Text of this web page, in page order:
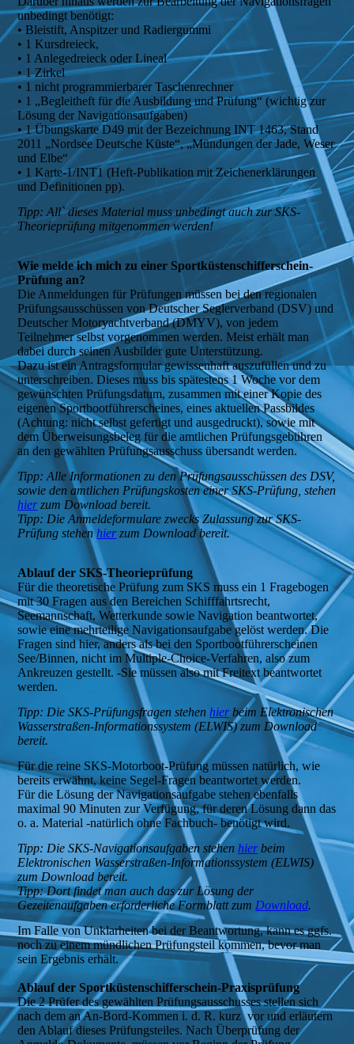
unbedingt benötigt:
• Bleistift, Anspitzer und Radiergummi
• 1 Kursdreieck,
• 1 Anlegedreieck oder Lineal
• 1 Zirkel
• 1 nicht programmierbarer Taschenrechner
• 1 „Begleitheft für die Ausbildung und Prüfung“ (wichtig zur
Lösung der Navigationsaufgaben)
• 1 Übungskarte D49 mit der Bezeichnung INT 1463, Stand
2011 „Nordsee Deutsche Küste“, „Mündungen der Jade, Weser
und Elbe“
• 1 Karte-1/INT1 (Heft-Publikation mit Zeichenerklärungen
und Definitionen pp).
Tipp: All` dieses Material muss unbedingt auch zur SKS-
Theorieprüfung mitgenommen werden!
Wie melde ich mich zu einer Sportküstenschifferschein-
Prüfung an?
Die Anmeldungen für Prüfungen müssen bei den regionalen
Prüfungsausschüssen von Deutscher Seglerverband (DSV) und
Deutscher Motoryachtverband (DMYV), von jedem
Teilnehmer selbst vorgenommen werden. Meist erhält man
dabei durch seinen Ausbilder gute Unterstützung.
Dazu ist ein Antragsformular gewissenhaft auszufüllen und zu
unterschreiben. Dieses muss bis spätestens 1 Woche vor dem
gewünschten Prüfungsdatum, zusammen mit einer Kopie des
eigenen Sportbootführerscheines, eines aktuellen Passbildes
(Achtung: nicht selbst gefertigt und ausgedruckt), sowie mit
dem Überweisungsbeleg für die amtlichen Prüfungsgebühren
an den gewählten Prüfungsausschuss übersandt werden.
Tipp: Alle Informationen zu den Prüfungsausschüssen des DSV,
sowie den amtlichen Prüfungskosten einer SKS-Prüfung, stehen
hier zum Download bereit.
Tipp: Die Anmeldeformulare zwecks Zulassung zur SKS-
Prüfung stehenhier zum Download bereit.
Ablauf der SKS-Theorieprüfung
Für die theoretische Prüfung zum SKS muss ein 1 Fragebogen
mit 30 Fragen aus den Bereichen Schifffahrtsrecht,
Seemannschaft, Wetterkunde sowie Navigation beantwortet,
sowie eine mehrteilige Navigationsaufgabe gelöst werden. Die
Fragen sind hier, anders als bei den Sportbootführerscheinen
See/Binnen, nicht im Multiple-Choice-Verfahren, also zum
Ankreuzen gestellt. -Sie müssen also mit Freitext beantwortet
werden.
Tipp: Die SKS-Prüfungsfragen stehen hier beim Elektronischen
Wasserstraßen-Informationssystem (ELWIS) zum Download
bereit.
Für die reine SKS-Motorboot-Prüfung müssen natürlich, wie
bereits erwähnt, keine Segel-Fragen beantwortet werden.
Für die Lösung der Navigationsaufgabe stehen ebenfalls
maximal 90 Minuten zur Verfügung, für deren Lösung dann das
o. a. Material -natürlich ohne Fachbuch- benötigt wird.
Tipp: Die SKS-Navigationsaufgaben stehen hier beim
Elektronischen Wasserstraßen-Informationssystem (ELWIS)
zum Download bereit.
Tipp: Dort findet man auch das zur Lösung der
Gezeitenaufgaben erforderliche Formblatt zum Download.
Im Falle von Unklarheiten bei der Beantwortung, kann es ggfs.
noch zu einem mündlichen Prüfungsteil kommen, bevor man
sein Ergebnis erhält.
Ablauf der Sportküstenschifferschein-Praxisprüfung
Die 2 Prüfer des gewählten Prüfungsausschusses stellen sich
nach dem an An-Bord-Kommen i. d. R. kurz vor und erläutern
den Ablauf dieses Prüfungsteiles. Nach Überprüfung der